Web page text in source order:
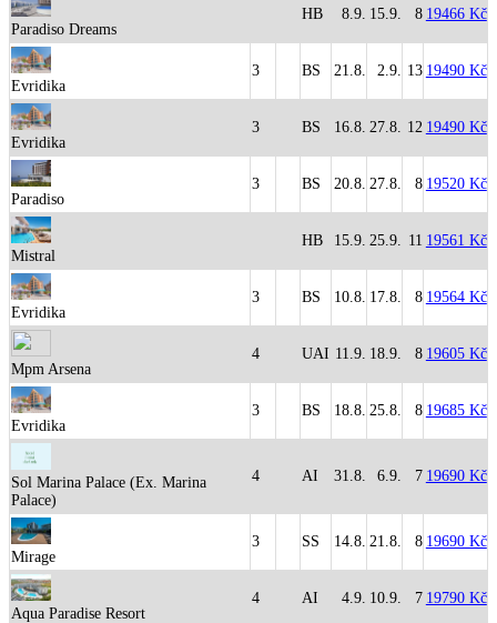
Paradiso Dreams
HB 8.9. 15.9. 8 19466 Kč
Evridika
3 BS 21.8. 2.9. 13 19490 Kč
Evridika
3 BS 16.8. 27.8. 12 19490 Kč
Paradiso
3 BS 20.8. 27.8. 8 19520 Kč
Mistral
HB 15.9. 25.9. 11 19561 Kč
Evridika
3 BS 10.8. 17.8. 8 19564 Kč
Mpm Arsena
4 UAI 11.9. 18.9. 8 19605 Kč
Evridika
3 BS 18.8. 25.8. 8 19685 Kč
Sol Marina Palace (Ex. Marina
Palace)
4 AI 31.8. 6.9. 7 19690 Kč
Mirage
3 SS 14.8. 21.8. 8 19690 Kč
Aqua Paradise Resort
4 AI 4.9. 10.9. 7 19790 Kč